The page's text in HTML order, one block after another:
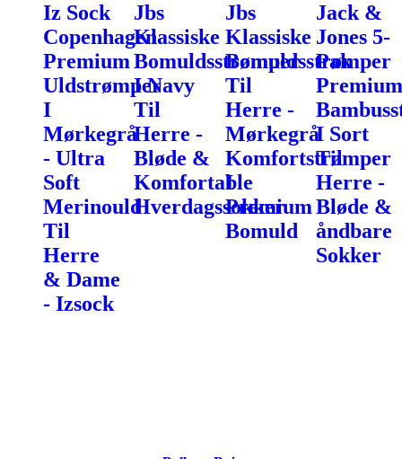
Iz Sock
Copenhagen
Premium
Uldstrømper
I
Mørkegrå
- Ultra
Soft
Merinould
Til
Herre
& Dame
- Izsock
Jbs
Klassiske
Bomuldsstrømper
I Navy
Til
Herre -
Bløde &
Komfortable
Hverdagssokker
Jbs
Klassiske
Bomuldsstrømper
Til
Herre -
Mørkegrå
Komfortstrømper
I
Premium
Bomuld
Jack &
Jones 5-
Pak
Premium
I Sort
Til
Herre -
Bløde &
åndbare
Sokker